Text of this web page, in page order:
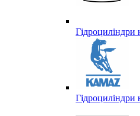
Гідроциліндри